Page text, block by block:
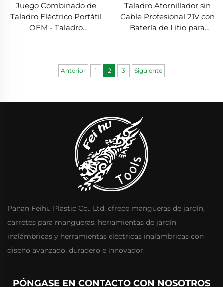
Juego Combinado de
Taladro Eléctrico Portátil
OEM - Taladro
Madera en DIY
Taladro Atornillador sin
Cable Profesional 21V con
Batería de Litio para
Anterior 1 2 3 Siguiente
Panan Feihu Plastic Co., Ltd. ofrece mangueras de jardín,
carretes para mangueras, herramientas de jardín
inalámbricas y herramientas eléctricas inalámbricas con
diseño avanzado, duradero e innovador.
PÓNGASE EN CONTACTO CON NOSOTROS